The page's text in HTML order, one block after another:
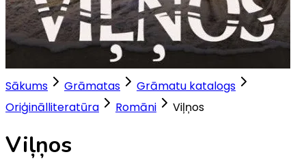
Sākums Grāmatas
Grāmatu katalogs
Oriģinālliteratūra
Romāni Viļņos
Viļņos